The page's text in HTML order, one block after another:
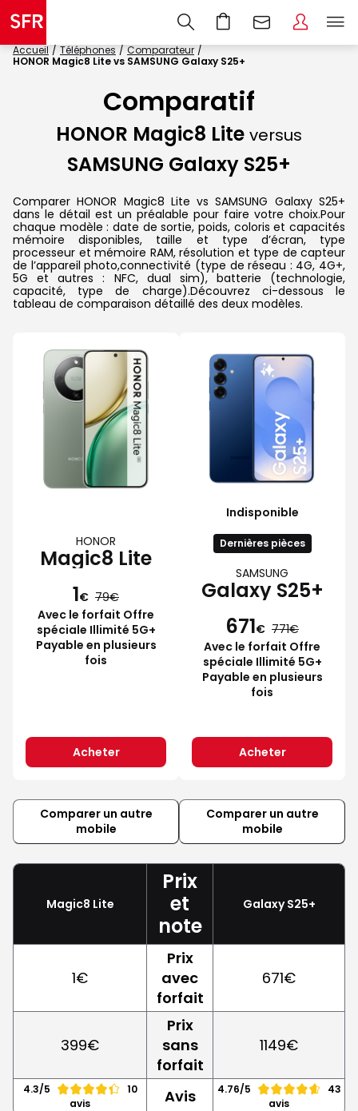
Accueil Téléphones
Comparateur
HONOR Magic8 Lite vs SAMSUNG Galaxy S25+
Comparatif
HONOR Magic8 Lite versus
SAMSUNG Galaxy S25+
Comparer HONOR Magic8 Lite vs SAMSUNG Galaxy S25+
dans le détail est un préalable pour faire votre choix.Pour
chaque modèle : date de sortie, poids, coloris et capacités
mémoire disponibles, taille et type d’écran, type
processeur et mémoire RAM, résolution et type de capteur
de l’appareil photo,connectivité (type de réseau : 4G, 4G+,
5G et autres : NFC, dual sim), batterie (technologie,
capacité, type de charge).Découvrez ci-dessous le
tableau de comparaison détaillé des deux modèles.
HONOR
Magic8 Lite
1€ 79
Avec le forfait Offre
spéciale Illimité 5G+
Payable en plusieurs
fois
Acheter
Indisponible
Dernières pièces
SAMSUNG
Galaxy S25+
671€ 771
Avec le forfait Offre
spéciale Illimité 5G+
Payable en plusieurs
fois
Acheter
Comparer un autre
mobile
Comparer un autre
mobile
Magic8 Lite
Prix
et
note
Galaxy S25+
1€
Prix
avec
forfait
671€
399€
Prix
sans
forfait
1149€
4.3/5
10
avis
Avis 4.76/5
43
avis